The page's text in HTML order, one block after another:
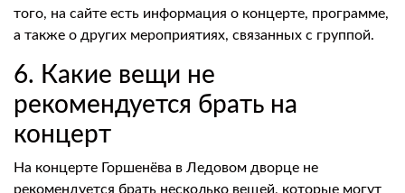
того, на сайте есть информация о концерте, программе,
а также о других мероприятиях, связанных с группой.
6. Какие вещи не
рекомендуется брать на
концерт
На концерте Горшенёва в Ледовом дворце не
рекомендуется брать несколько вещей, которые могут